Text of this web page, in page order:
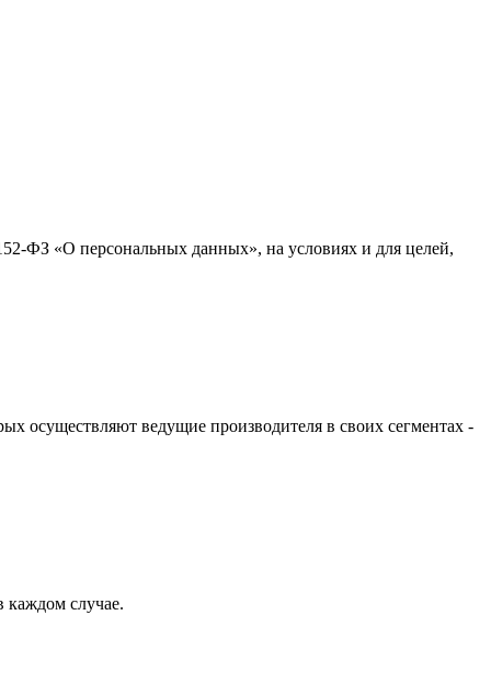
ФЗ «О персональных данных», на условиях и для целей,
осуществляют ведущие производителя в своих сегментах -
каждом случае.